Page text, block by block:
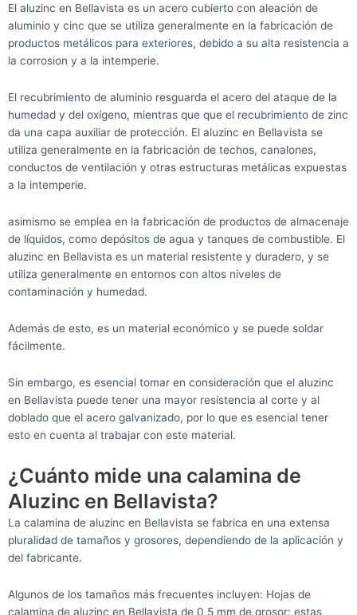
El aluzinc en Bellavista es un acero cubierto con aleación de
aluminio y cinc que se utiliza generalmente en la fabricación de
productos metálicos para exteriores, debido a su alta resistencia a
la corrosion y a la intemperie.
El recubrimiento de aluminio resguarda el acero del ataque de la
humedad y del oxígeno, mientras que que el recubrimiento de zinc
da una capa auxiliar de protección. El aluzinc en Bellavista se
utiliza generalmente en la fabricación de techos, canalones,
conductos de ventilación y otras estructuras metálicas expuestas
a la intemperie.
asimismo se emplea en la fabricación de productos de almacenaje
de líquidos, como depósitos de agua y tanques de combustible. El
aluzinc en Bellavista es un material resistente y duradero, y se
utiliza generalmente en entornos con altos niveles de
contaminación y humedad.
Además de esto, es un material económico y se puede soldar
fácilmente.
Sin embargo, es esencial tomar en consideración que el aluzinc
en Bellavista puede tener una mayor resistencia al corte y al
doblado que el acero galvanizado, por lo que es esencial tener
esto en cuenta al trabajar con este material.
¿Cuánto mide una calamina de
Aluzinc en Bellavista?
La calamina de aluzinc en Bellavista se fabrica en una extensa
pluralidad de tamaños y grosores, dependiendo de la aplicación y
del fabricante.
Algunos de los tamaños más frecuentes incluyen: Hojas de
calamina de aluzinc en Bellavista de 0,5 mm de grosor: estas